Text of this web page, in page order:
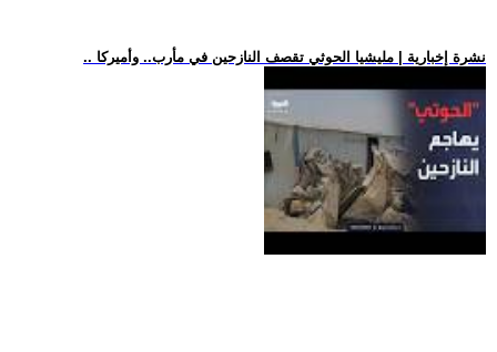
.. نشرة إخبارية | مليشيا الحوثي تقصف النازحين في مأرب.. وأميركا